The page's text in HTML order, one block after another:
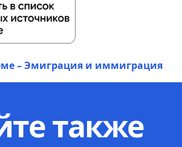
– Эмиграция и иммиграция
также